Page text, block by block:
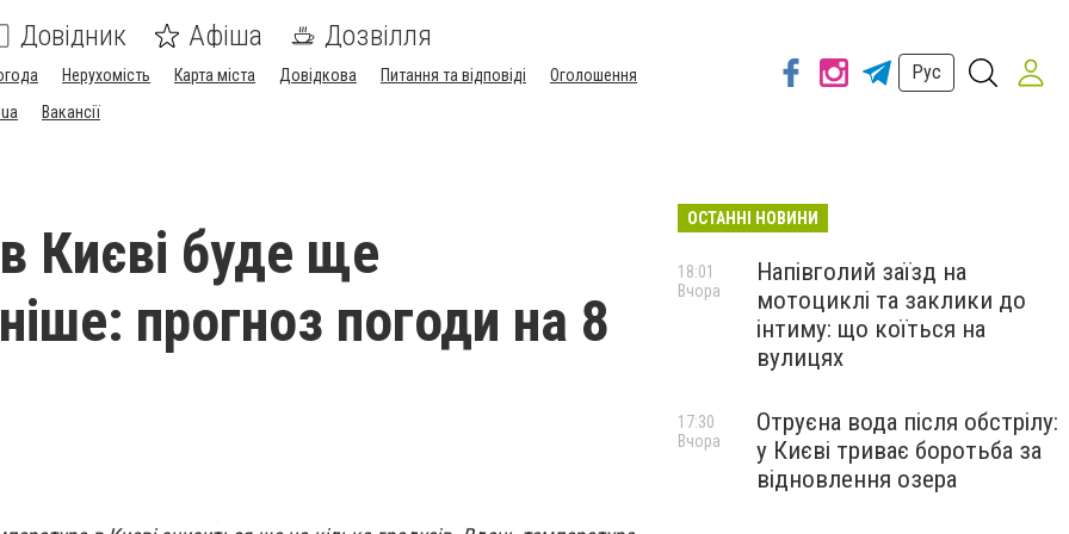
Довідник Афіша Дозвілля
Нерухомість Карта міста Довідкова Питання та відповіді
Оголошення
Вакансії
Рус
Києві буде ще
прогноз погоди на 8
ОСТАННІ НОВИНИ
Напівголий заїзд на
мотоциклі та заклики до
інтиму: що коїться на
вулицях
18:01
Вчора
Отруєна вода після обстрілу:
у Києві триває боротьба за
відновлення озера
17:30
Вчора